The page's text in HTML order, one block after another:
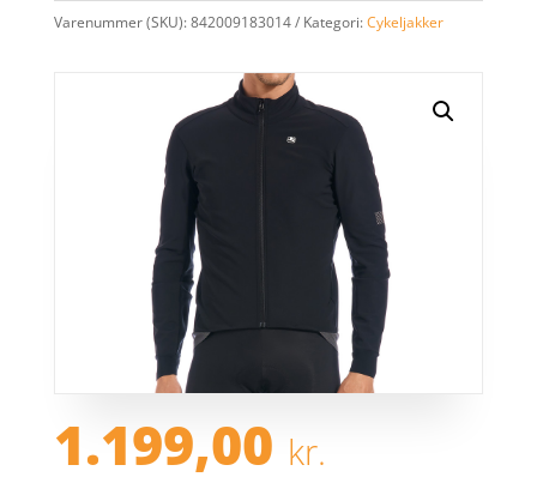
Varenummer (SKU):842009183014 Kategori:Cykeljakker
1.199,00 kr.